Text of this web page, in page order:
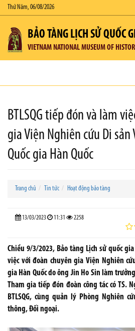
Thứ Năm, 06/08/2026
BẢO TÀNG LỊCH SỬ QUỐC
VIETNAM NATIONAL MUSEUM OF
BTLSQG tiếp đón và làm
gia Viện Nghiên cứu Di sản
Quốc gia Hàn Quốc
Trang chủ Tin tức Hoạt động bảo tàng
13/03/2023 11:31 2258
Chiều 9/3/2023, Bảo tàng Lịch sử quốc
việc với đoàn chuyên gia Viện Nghiên
gia Hàn Quốc do ông Jin Ho Sin làm
Tham gia tiếp đón đoàn công tác có TS.
BTLSQG, cùng quản lý Phòng Nghiên
thông, Đối ngoại.